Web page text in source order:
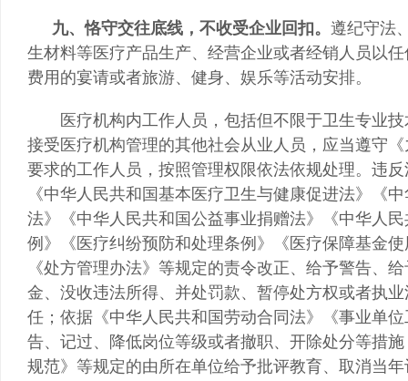
九、恪守交往底线，不收受企业回扣。 遵纪守法
生材料等医疗产品生产、经营企业或者经销人员以
费用的宴请或者旅游、健身、娱乐等活动安排。
医疗机构内工作人员，包括但不限于卫生专业技
接受医疗机构管理的其他社会从业人员，应当遵守
要求的工作人员，按照管理权限依法依规处理。违
《中华人民共和国基本医疗卫生与健康促进法》《
法》《中华人民共和国公益事业捐赠法》《中华人
例》《医疗纠纷预防和处理条例》《医疗保障基金
《处方管理办法》等规定的责令改正、给予警告、
金、没收违法所得、并处罚款、暂停处方权或者执
任；依据《中华人民共和国劳动合同法》《事业单
告、记过、降低岗位等级或者撤职、开除处分等措
规范》等规定的由所在单位给予批评教育、取消当